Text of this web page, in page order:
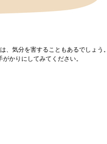
、気分を害することもあるでしょう。
かりにしてみてください。